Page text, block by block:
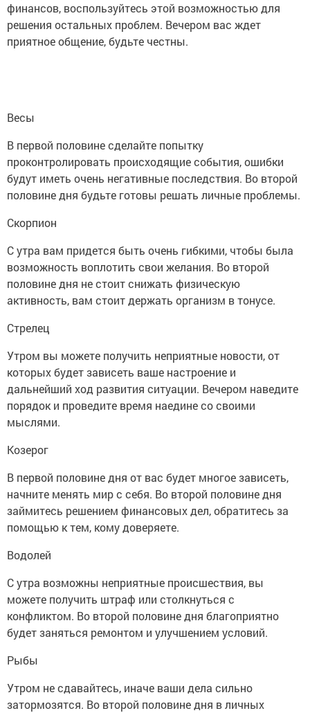
финансов, воспользуйтесь этой возможностью для
решения остальных проблем. Вечером вас ждет
приятное общение, будьте честны.
Весы
В первой половине сделайте попытку
проконтролировать происходящие события, ошибки
будут иметь очень негативные последствия. Во второй
половине дня будьте готовы решать личные проблемы.
Скорпион
С утра вам придется быть очень гибкими, чтобы была
возможность воплотить свои желания. Во второй
половине дня не стоит снижать физическую
активность, вам стоит держать организм в тонусе.
Стрелец
Утром вы можете получить неприятные новости, от
которых будет зависеть ваше настроение и
дальнейший ход развития ситуации. Вечером наведите
порядок и проведите время наедине со своими
мыслями.
Козерог
В первой половине дня от вас будет многое зависеть,
начните менять мир с себя. Во второй половине дня
займитесь решением финансовых дел, обратитесь за
помощью к тем, кому доверяете.
Водолей
С утра возможны неприятные происшествия, вы
можете получить штраф или столкнуться с
конфликтом. Во второй половине дня благоприятно
будет заняться ремонтом и улучшением условий.
Рыбы
Утром не сдавайтесь, иначе ваши дела сильно
затормозятся. Во второй половине дня в личных